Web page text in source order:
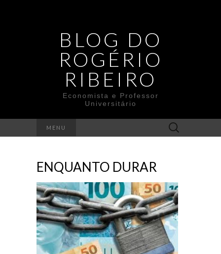
BLOG DO
ROGÉRIO
RIBEIRO
Economista e Professor
Universitário
MENU
Search
for:
ENQUANTO DURAR